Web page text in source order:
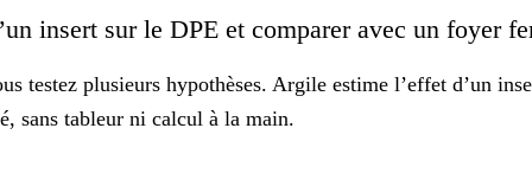
insert sur le DPE et comparer avec un foyer
testez plusieurs hypothèses. Argile estime l’effet d’un
sans tableur ni calcul à la main.